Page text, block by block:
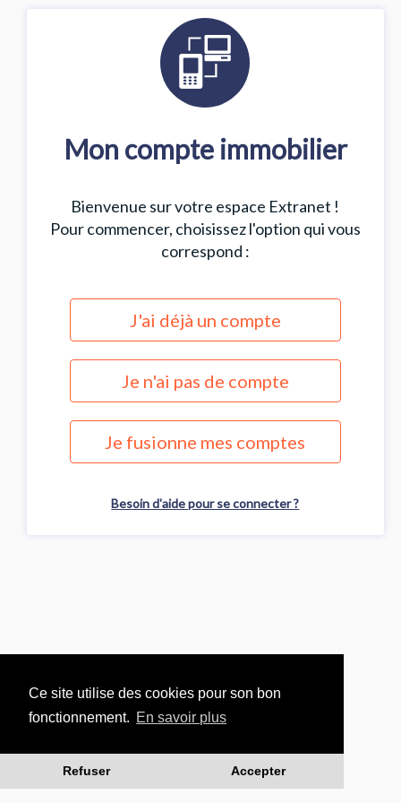
Ce site utilise des cookies pour son bon
fonctionnement. En savoir plus
Refuser Accepter
Mon compte immobilier
Bienvenue sur votre espace Extranet !
Pour commencer, choisissez l'option qui vous
correspond :
J'ai déjà un compte
Je n'ai pas de compte
Je fusionne mes comptes
Besoin d'aide pour se connecter ?